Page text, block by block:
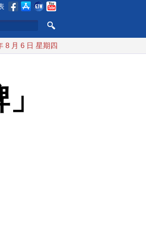
紅海戰火續升溫 也門胡塞武裝稱又襲擊沙特
8 月 6 日 星期四